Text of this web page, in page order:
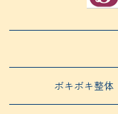
ボキボキ整体